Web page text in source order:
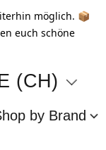
möglich. 📦
euch schöne
(CH)
by Brand